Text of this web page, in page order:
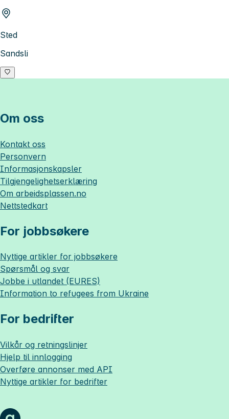
Sted
Sandsli
Om oss
Kontakt oss
Personvern
Informasjonskapsler
Tilgjengelighetserklæring
Om arbeidsplassen.no
Nettstedkart
For jobbsøkere
Nyttige artikler for jobbsøkere
Spørsmål og svar
Jobbe i utlandet (EURES)
Information to refugees from Ukraine
For bedrifter
Vilkår og retningslinjer
Hjelp til innlogging
Overføre annonser med API
Nyttige artikler for bedrifter